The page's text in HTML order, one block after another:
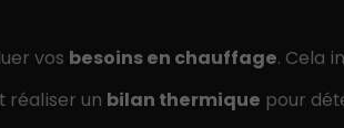
vos besoins en chauffage. Cela
réaliser un bilan thermique pour